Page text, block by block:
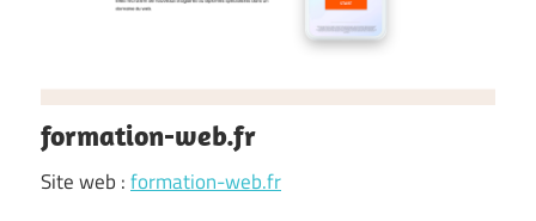
formation-web.fr
Site web :formation-web.fr